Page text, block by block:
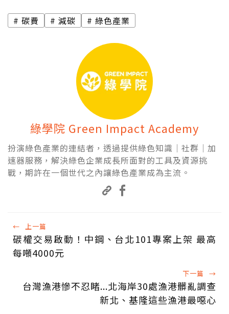
碳費 減碳 綠色產業
綠學院 Green Impact Academy
扮演綠色產業的連結者，透過提供綠色知識│社群│加
速器服務，解決綠色企業成長所面對的工具及資源挑
戰，期許在一個世代之內讓綠色產業成為主流。
← 上一篇
碳權交易啟動！中鋼、台北101專案上架 最高
每噸4000元
下一篇 →
台灣漁港慘不忍睹...北海岸30處漁港髒亂調查
新北、基隆這些漁港最噁心